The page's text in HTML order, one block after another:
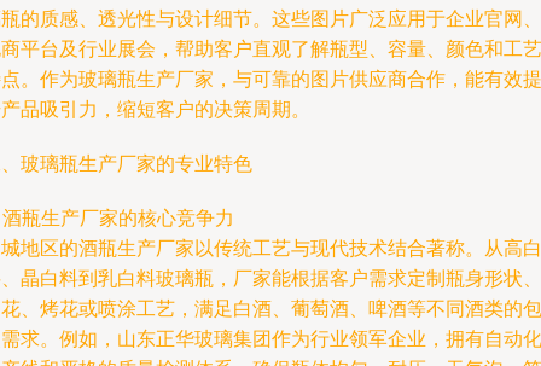
的质感、透光性与设计细节。这些图片广泛应用于企业官网、
平台及行业展会，帮助客户直观了解瓶型、容量、颜色和工艺
。作为玻璃瓶生产厂家，与可靠的图片供应商合作，能有效提
品吸引力，缩短客户的决策周期。
玻璃瓶生产厂家的专业特色
瓶生产厂家的核心竞争力
地区的酒瓶生产厂家以传统工艺与现代技术结合著称。从高白
晶白料到乳白料玻璃瓶，厂家能根据客户需求定制瓶身形状、
、烤花或喷涂工艺，满足白酒、葡萄酒、啤酒等不同酒类的包
求。例如，山东正华玻璃集团作为行业领军企业，拥有自动化